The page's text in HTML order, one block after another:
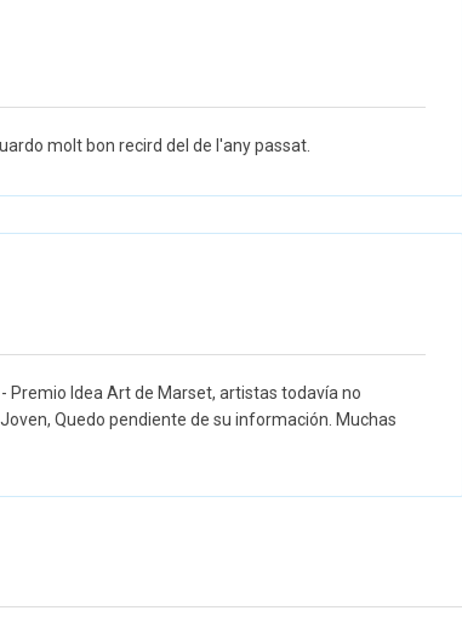
molt bon recird del de l'any passat.
Premio Idea Art de Marset, artistas todavía no
Quedo pendiente de su información. Muchas